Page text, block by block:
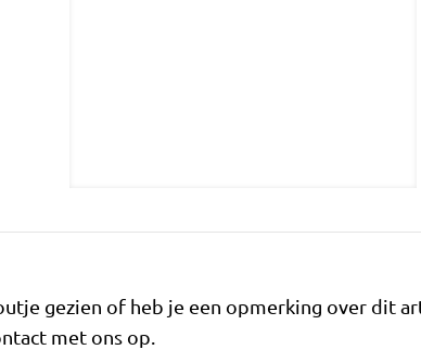
gezien of heb je een opmerking over dit
met ons op.